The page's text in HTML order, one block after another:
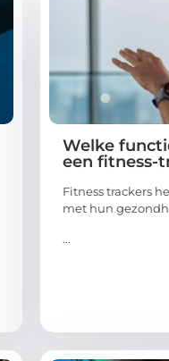
Welke
een fitness-
Fitness trackers
met hun
...